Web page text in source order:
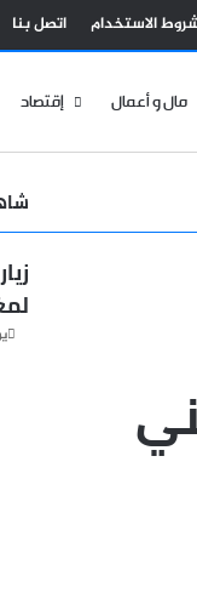
عنالاستخدام اتصل بنا
مال و أعمال إقتصاد